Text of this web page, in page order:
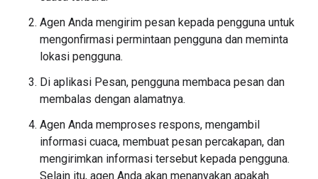
Agen Anda mengirim pesan kepada pengguna untuk
mengonfirmasi permintaan pengguna dan meminta
lokasi pengguna.
Di aplikasi Pesan, pengguna membaca pesan dan
membalas dengan alamatnya.
Agen Anda memproses respons, mengambil
informasi cuaca, membuat pesan percakapan, dan
mengirimkan informasi tersebut kepada pengguna.
Selain itu, agen Anda akan menanyakan apakah